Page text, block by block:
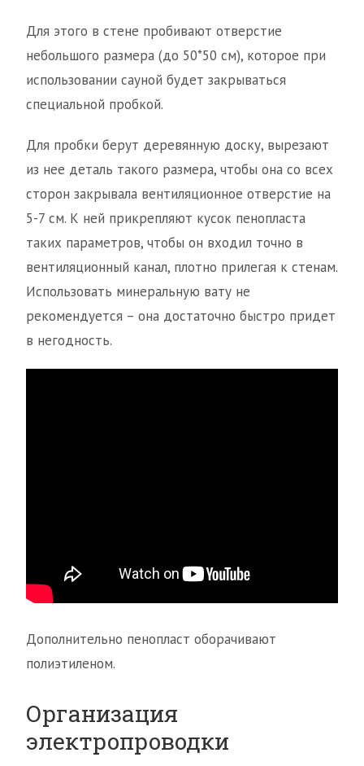
Для этого в стене пробивают отверстие
небольшого размера (до 50*50 см), которое при
использовании сауной будет закрываться
специальной пробкой.
Для пробки берут деревянную доску, вырезают
из нее деталь такого размера, чтобы она со всех
сторон закрывала вентиляционное отверстие на
5-7 см. К ней прикрепляют кусок пенопласта
таких параметров, чтобы он входил точно в
вентиляционный канал, плотно прилегая к стенам.
Использовать минеральную вату не
рекомендуется – она достаточно быстро придет
в негодность.
Дополнительно пенопласт оборачивают
полиэтиленом.
Организация
электропроводки